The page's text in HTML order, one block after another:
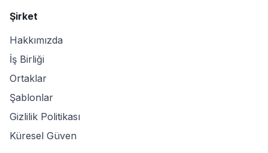
Şirket
Hakkımızda
İş Birliği
Ortaklar
Şablonlar
Gizlilik Politikası
Küresel Güven